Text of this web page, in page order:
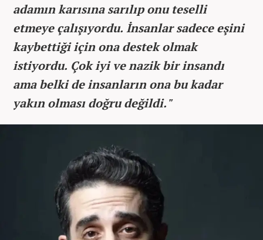
adamın karısına sarılıp onu teselli
etmeye çalışıyordu. İnsanlar sadece eşini
kaybettiği için ona destek olmak
istiyordu. Çok iyi ve nazik bir insandı
ama belki de insanların ona bu kadar
yakın olması doğru değildi."